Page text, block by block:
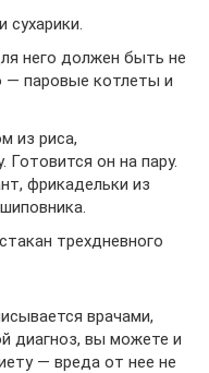
сухарики.
него должен быть не
паровые котлеты и
из риса,
Готовится он на пару.
фрикадельки из
трехдневного
врачами,
диагноз, вы можете и
— вреда от нее не